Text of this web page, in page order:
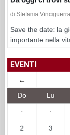
di Stefania
Save the date: la
importante nella
EVENTI
←
Do Lu
· ·
2 3